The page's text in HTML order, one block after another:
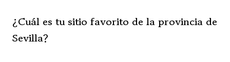
¿Cuál es tu sitio favorito de la provincia de
Sevilla?